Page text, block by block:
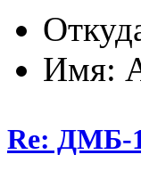
Имя:
Re: ДМБ-